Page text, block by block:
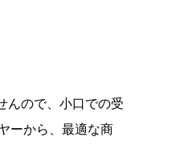
んので、小口での受
ーから、最適な商